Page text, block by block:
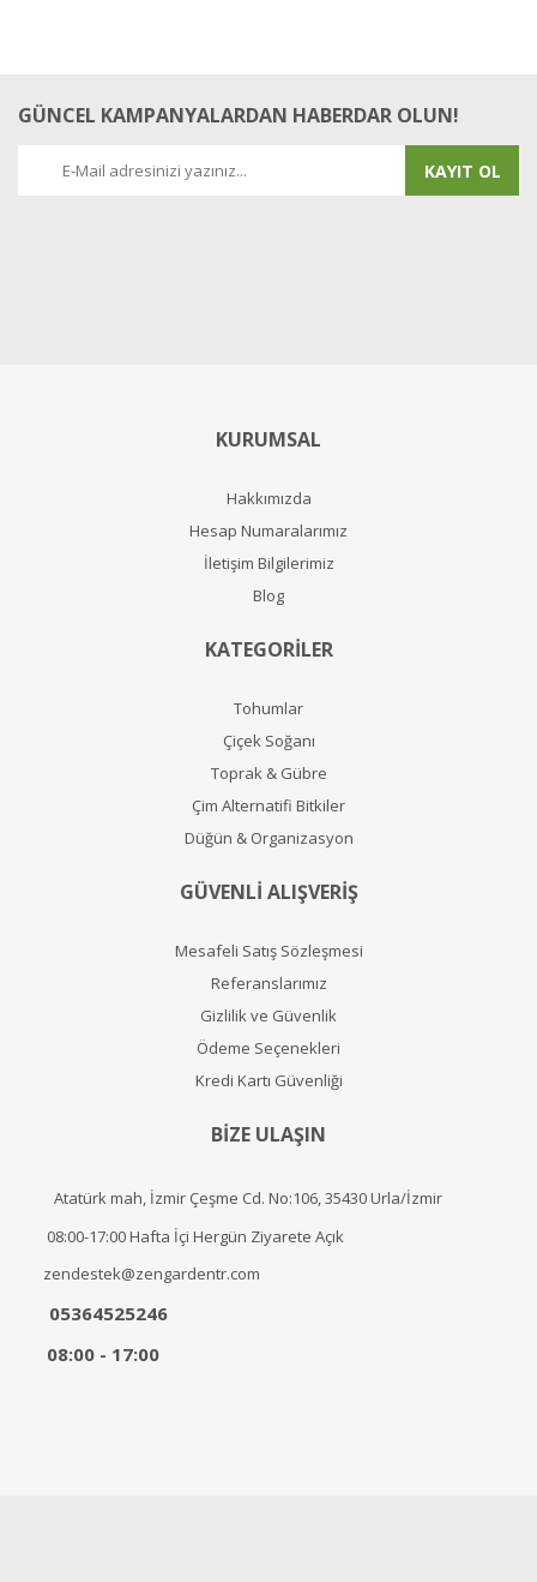
GÜNCEL KAMPANYALARDAN HABERDAR OLUN!
KAYIT OL
KURUMSAL
Hakkımızda
Hesap Numaralarımız
İletişim Bilgilerimiz
Blog
KATEGORİLER
Tohumlar
Çiçek Soğanı
Toprak & Gübre
Çim Alternatifi Bitkiler
Düğün & Organizasyon
GÜVENLİ ALIŞVERİŞ
Mesafeli Satış Sözleşmesi
Referanslarımız
Gizlilik ve Güvenlik
Ödeme Seçenekleri
Kredi Kartı Güvenliği
BİZE ULAŞIN
Atatürk mah, İzmir Çeşme Cd. No:106, 35430 Urla/İzmir
08:00-17:00 Hafta İçi Hergün Ziyarete Açık
zendestek@zengardentr.com
05364525246
08:00 - 17:00